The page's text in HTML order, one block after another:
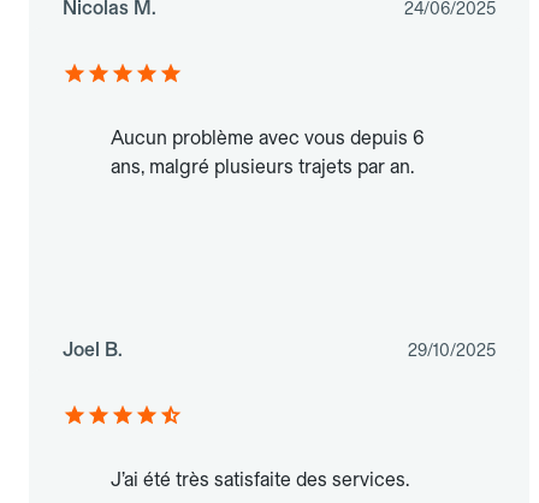
Nicolas M. 24/06/2025
Aucun problème avec vous depuis 6
ans, malgré plusieurs trajets par an.
Joel B. 29/10/2025
J’ai été très satisfaite des services.